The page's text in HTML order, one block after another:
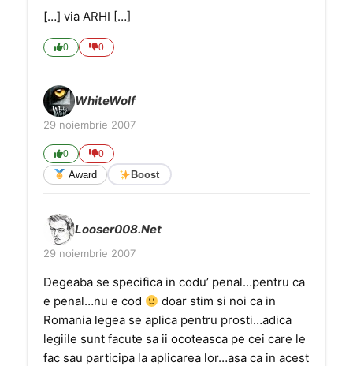
[…] via ARHI […]
0 0
WhiteWolf
29 noiembrie 2007
0 0
Award Boost
Looser008.Net
29 noiembrie 2007
Degeaba se specifica in codu’ penal…pentru ca
e penal…nu e cod
doar stim si noi ca in
Romania legea se aplica pentru prosti…adica
legiile sunt facute sa ii ocoteasca pe cei care le
fac sau participa la aplicarea lor…asa ca in acest